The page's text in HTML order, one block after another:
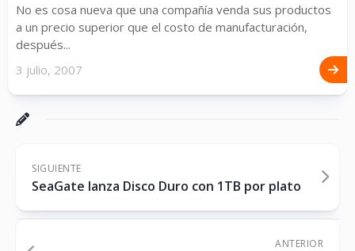
No es cosa nueva que una compañía venda sus productos
a un precio superior que el costo de manufacturación,
después...
3 julio, 2007
SIGUIENTE
SeaGate lanza Disco Duro con 1TB por plato
ANTERIOR